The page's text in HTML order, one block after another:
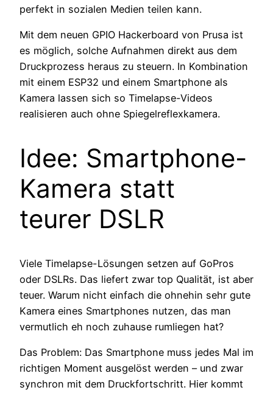
perfekt in sozialen Medien teilen kann.
Mit dem neuen GPIO Hackerboard von Prusa ist
es möglich, solche Aufnahmen direkt aus dem
Druckprozess heraus zu steuern. In Kombination
mit einem ESP32 und einem Smartphone als
Kamera lassen sich so Timelapse-Videos
realisieren auch ohne Spiegelreflexkamera.
Idee: Smartphone-
Kamera statt
teurer DSLR
Viele Timelapse-Lösungen setzen auf GoPros
oder DSLRs. Das liefert zwar top Qualität, ist aber
teuer. Warum nicht einfach die ohnehin sehr gute
Kamera eines Smartphones nutzen, das man
vermutlich eh noch zuhause rumliegen hat?
Das Problem: Das Smartphone muss jedes Mal im
richtigen Moment ausgelöst werden – und zwar
synchron mit dem Druckfortschritt. Hier kommt